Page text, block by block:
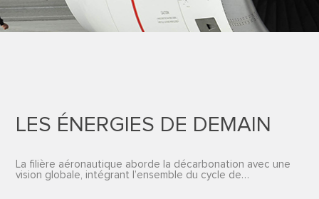
LES ÉNERGIES DE DEMAIN
La filière aéronautique aborde la décarbonation avec une
vision globale, intégrant l’ensemble du cycle de…